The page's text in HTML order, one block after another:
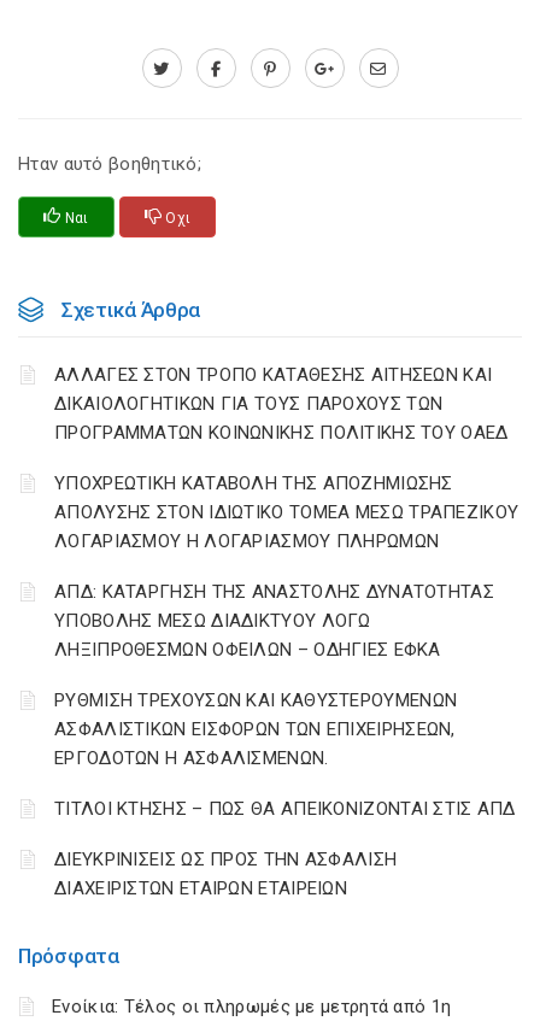
Πρόσφατα
Ενοίκια: Τέλος οι πληρωμές με μετρητά από 1η
Ηταν αυτό βοηθητικό;
Ναι Οχι
Σχετικά Άρθρα
ΑΛΛΑΓΕΣ ΣΤΟΝ ΤΡΟΠΟ ΚΑΤΑΘΕΣΗΣ ΑΙΤΗΣΕΩΝ ΚΑΙ
ΔΙΚΑΙΟΛΟΓΗΤΙΚΩΝ ΓΙΑ ΤΟΥΣ ΠΑΡΟΧΟΥΣ ΤΩΝ
ΠΡΟΓΡΑΜΜΑΤΩΝ ΚΟΙΝΩΝΙΚΗΣ ΠΟΛΙΤΙΚΗΣ ΤΟΥ ΟΑΕΔ
YΠΟΧΡΕΩΤΙΚΗ ΚΑΤΑΒΟΛΗ ΤΗΣ ΑΠΟΖΗΜΙΩΣΗΣ
ΑΠΟΛΥΣΗΣ ΣΤΟΝ ΙΔΙΩΤΙΚΟ ΤΟΜΕΑ ΜΕΣΩ ΤΡΑΠΕΖΙΚΟΥ
ΛΟΓΑΡΙΑΣΜΟΥ Η ΛΟΓΑΡΙΑΣΜΟΥ ΠΛΗΡΩΜΩΝ
ΑΠΔ: ΚΑΤΑΡΓΗΣΗ ΤΗΣ ΑΝΑΣΤΟΛΗΣ ΔΥΝΑΤΟΤΗΤΑΣ
ΥΠΟΒΟΛΗΣ ΜΕΣΩ ΔΙΑΔΙΚΤΥΟΥ ΛΟΓΩ
ΛΗΞΙΠΡΟΘΕΣΜΩΝ ΟΦΕΙΛΩΝ – ΟΔΗΓΙΕΣ ΕΦΚΑ
ΡΥΘΜΙΣΗ ΤΡΕΧΟΥΣΩΝ ΚΑΙ ΚΑΘΥΣΤΕΡΟΥΜΕΝΩΝ
ΑΣΦΑΛΙΣΤΙΚΩΝ ΕΙΣΦΟΡΩΝ ΤΩΝ ΕΠΙΧΕΙΡΗΣΕΩΝ,
ΕΡΓΟΔΟΤΩΝ Η ΑΣΦΑΛΙΣΜΕΝΩΝ.
ΤΙΤΛΟΙ ΚΤΗΣΗΣ – ΠΩΣ ΘΑ ΑΠΕΙΚΟΝΙΖΟΝΤΑΙ ΣΤΙΣ ΑΠΔ
ΔΙΕΥΚΡΙΝΙΣΕΙΣ ΩΣ ΠΡΟΣ ΤΗΝ ΑΣΦΑΛΙΣΗ
ΔΙΑΧΕΙΡΙΣΤΩΝ ΕΤΑΙΡΩΝ ΕΤΑΙΡΕΙΩΝ